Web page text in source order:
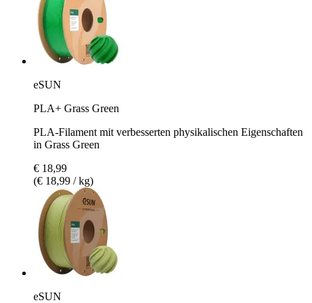
eSUN
PLA+ Grass Green
PLA-Filament mit verbesserten physikalischen Eigenschaften
in Grass Green
€ 18,99
(€ 18,99 / kg)
eSUN